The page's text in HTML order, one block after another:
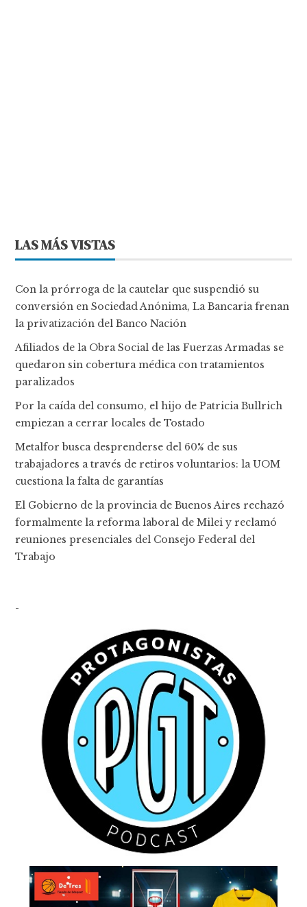
LAS MÁS VISTAS
Con la prórroga de la cautelar que suspendió su
conversión en Sociedad Anónima, La Bancaria frenan
la privatización del Banco Nación
Afiliados de la Obra Social de las Fuerzas Armadas se
quedaron sin cobertura médica con tratamientos
paralizados
Por la caída del consumo, el hijo de Patricia Bullrich
empiezan a cerrar locales de Tostado
Metalfor busca desprenderse del 60% de sus
trabajadores a través de retiros voluntarios: la UOM
cuestiona la falta de garantías
El Gobierno de la provincia de Buenos Aires rechazó
formalmente la reforma laboral de Milei y reclamó
reuniones presenciales del Consejo Federal del
Trabajo
-